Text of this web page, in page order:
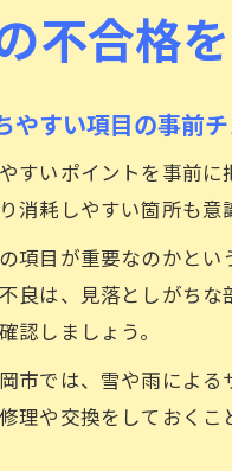
不合格
やすい項目の事前
すいポイントを事前
消耗しやすい箇所も
項目が重要なのかと
良は、見落としがち
認しましょう。
市では、雪や雨によ
理や交換をしておくこ